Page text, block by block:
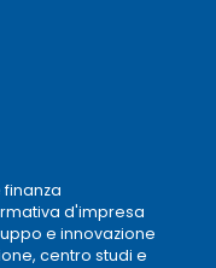
finanza
d'impresa
e innovazione
centro studi e